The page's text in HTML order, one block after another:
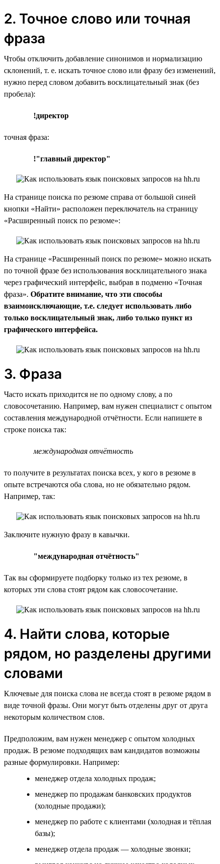
2. Точное слово или точная
фраза
Чтобы отключить добавление синонимов и нормализацию
склонений, т. е. искать точное слово или фразу без изменений,
нужно перед словом добавить восклицательный знак (без
пробела):
!директор
точная фраза:
!"главный директор"
На странице поиска по резюме справа от большой синей
кнопки «Найти» расположен переключатель на страницу
«Расширенный поиск по резюме»:
На странице «Расширенный поиск по резюме» можно искать
по точной фразе без использования восклицательного знака
через графический интерфейс, выбрав в подменю «Точная
фраза». Обратите внимание, что эти способы
взаимоисключающие, т.е. следует использовать либо
только восклицательный знак, либо только пункт из
графического интерфейса.
3. Фраза
Часто искать приходится не по одному слову, а по
словосочетанию. Например, вам нужен специалист с опытом
составления международной отчётности. Если напишете в
строке поиска так:
международная отчётность
то получите в результатах поиска всех, у кого в резюме в
опыте встречаются оба слова, но не обязательно рядом.
Например, так:
Заключите нужную фразу в кавычки.
"международная отчётность"
Так вы сформируете подборку только из тех резюме, в
которых эти слова стоят рядом как словосочетание.
4. Найти слова, которые
рядом, но разделены другими
словами
Ключевые для поиска слова не всегда стоят в резюме рядом в
виде точной фразы. Они могут быть отделены друг от друга
некоторым количеством слов.
Предположим, вам нужен менеджер с опытом холодных
продаж. В резюме подходящих вам кандидатов возможны
разные формулировки. Например:
менеджер отдела холодных продаж;
менеджер по продажам банковских продуктов
(холодные продажи);
менеджер по работе с клиентами (холодная и тёплая
базы);
менеджер отдела продаж — холодные звонки;